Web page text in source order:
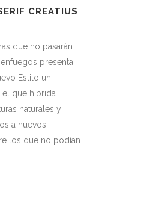
CREATIUS
que no pasarán
presenta
Estilo un
el que hibrida
naturales y
a nuevos
los que no podían